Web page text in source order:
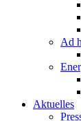
Ad
Aktuelles